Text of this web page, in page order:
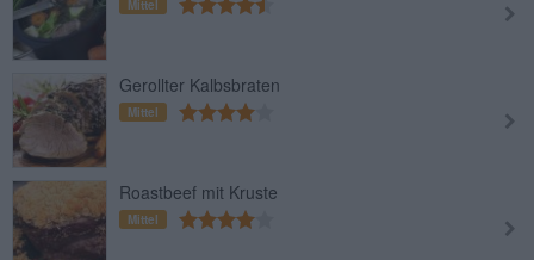
Mittel
Gerollter Kalbsbraten
Mittel
Roastbeef mit Kruste
Mittel